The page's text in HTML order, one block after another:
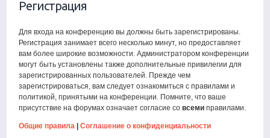
Регистрация
Для входа на конференцию вы должны быть зарегистрированы.
Регистрация занимает всего несколько минут, но предоставляет
вам более широкие возможности. Администратором конференции
могут быть установлены также дополнительные привилегии для
зарегистрированных пользователей. Прежде чем
зарегистрироваться, вам следует ознакомиться с правилами и
политикой, принятыми на конференции. Помните, что ваше
присутствие на форумах означает согласие совсеми правилами.
Общие правила |Соглашение о конфиденциальности